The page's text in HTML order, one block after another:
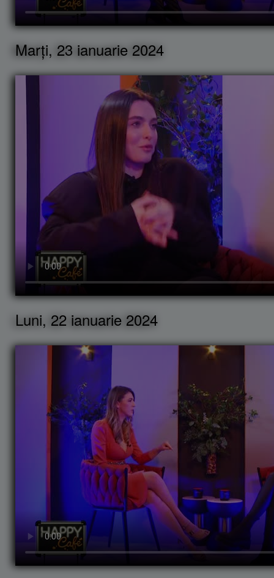
Marți, 23 ianuarie 2024
Luni, 22 ianuarie 2024